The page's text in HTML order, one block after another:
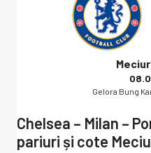
Gelora Bung
Chelsea – Milan –
pariuri și cote